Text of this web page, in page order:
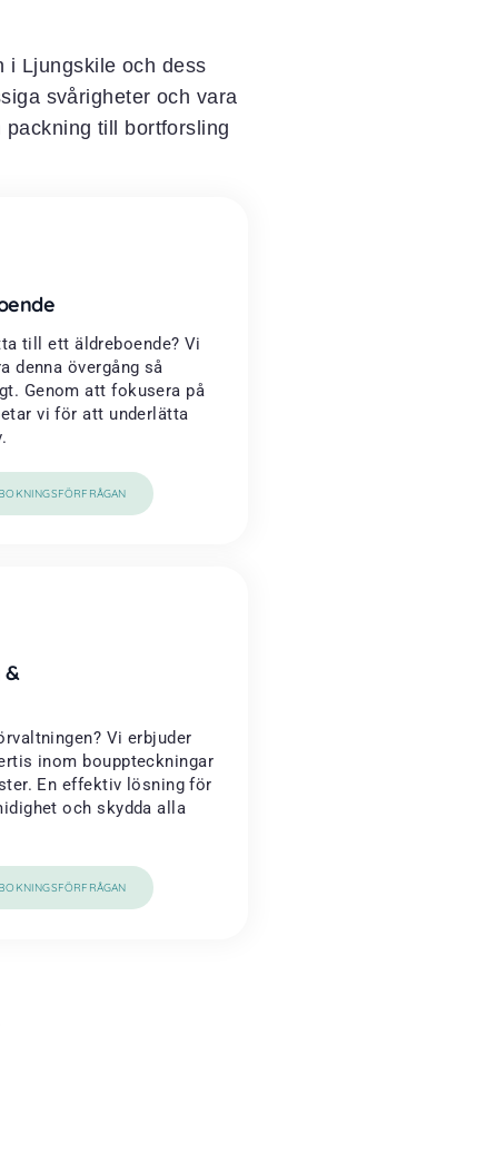
i Ljungskile och dess
svårigheter och vara
till bortforsling
till ett äldreboende? Vi
denna övergång så
Genom att fokusera på
vi för att underlätta
BOKNINGSFÖRFRÅGAN
&
Vi erbjuder
inom bouppteckningar
En effektiv lösning för
och skydda alla
BOKNINGSFÖRFRÅGAN